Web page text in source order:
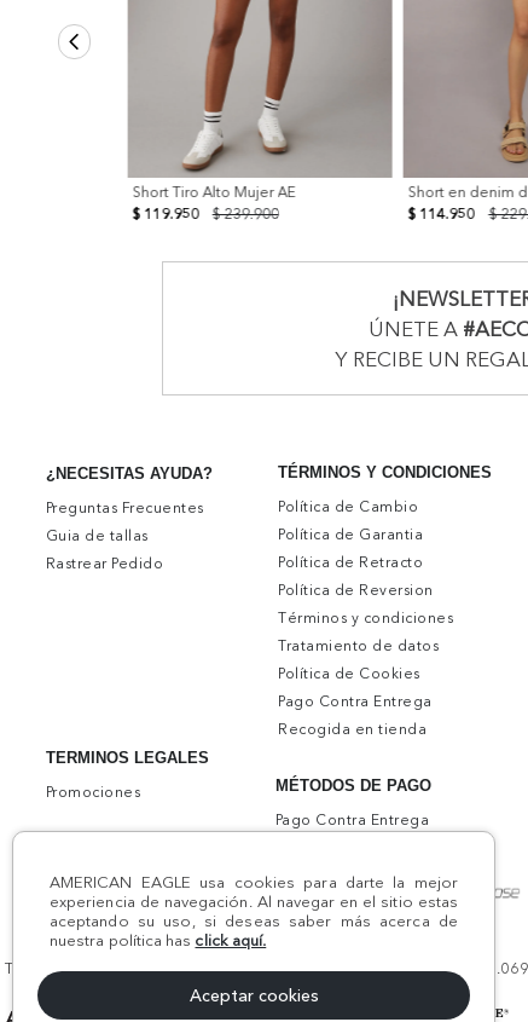
AMERICAN EAGLE usa cookies para darte la mejor
experiencia de navegación. Al navegar en el sitio estas
aceptando su uso, si deseas saber más acerca de
nuestra política has click aquí.
Aceptar cookies
Short Tiro Alto Mujer AE
$ 239.900
$ 119.950
Short en denim
$
$ 114.950
ÚNETE A
Y RECIBE UN
¿NECESITAS AYUDA?
Preguntas Frecuentes
Guia de tallas
Rastrear Pedido
TERMINOS LEGALES
Promociones
TÉRMINOS Y CONDICIONES
Política de Cambio
Política de Garantia
Política de Retracto
Política de Reversion
Términos y condiciones
Tratamiento de datos
Política de Cookies
Pago Contra Entrega
Recogida en tienda
MÉTODOS DE PAGO
Pago Contra Entrega
Todos los derechos reservados AE 2024 | Comodín S.A.S |